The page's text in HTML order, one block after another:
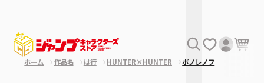
ホーム 作品名 は行 HUNTER×HUNTER ボノレノフ